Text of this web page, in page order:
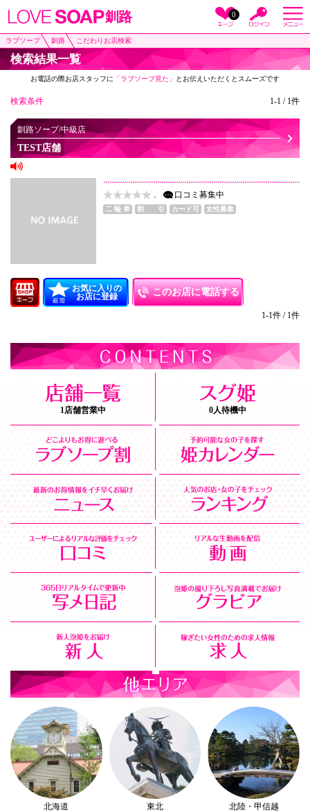
釧路 0
ラブソープ 釧路 こだわりお店検索
検索結果一覧
お電話の際お店スタッフに 「ラブソープ見た」 とお伝えいただくとスムーズです
検索条件 1-1 / 1件
釧路ソープ/中級店
TEST店舗
- 口コミ 募集中
二 輪 車 割 引 カード可 女性募集
お気に入りの
お店に登録
このお店に電話する
1-1件 / 1件
1店舗営業中 0人待機中
北海道 東北 北陸・甲信越